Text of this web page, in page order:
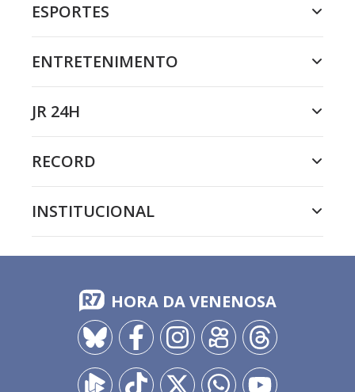
ESPORTES
ENTRETENIMENTO
JR 24H
RECORD
INSTITUCIONAL
HORA DA VENENOSA